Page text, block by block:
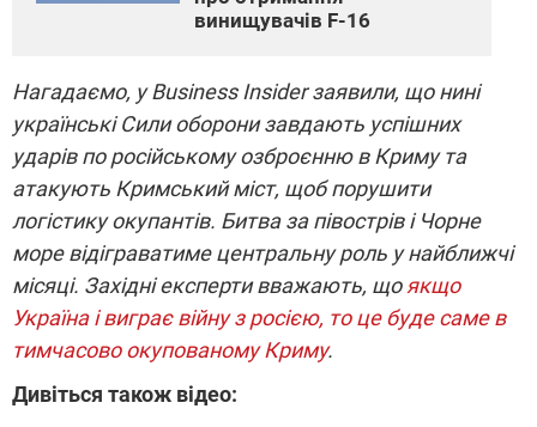
винищувачів F-16
Нагадаємо, у Business Insider заявили, що нині
українські Сили оборони завдають успішних
ударів по російському озброєнню в Криму та
атакують Кримський міст, щоб порушити
логістику окупантів. Битва за півострів і Чорне
море відіграватиме центральну роль у найближчі
місяці. Західні експерти вважають, щоякщо
Україна і виграє війну з росією, то це буде саме в
тимчасово окупованому Криму.
Дивіться також відео: